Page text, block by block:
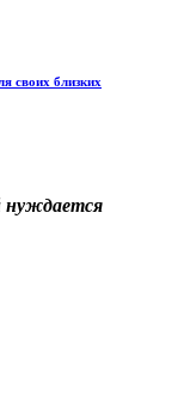
своих близких
нуждается